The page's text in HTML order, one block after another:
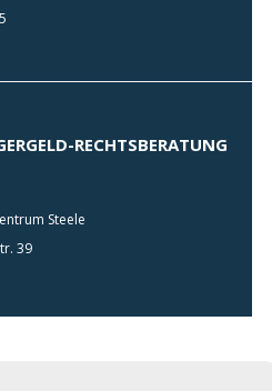
RECHTSBERATUNG
Steele
39